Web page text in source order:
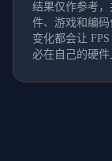
结果仅作参考
件、游戏和编
变化都会让
必在自己的硬件